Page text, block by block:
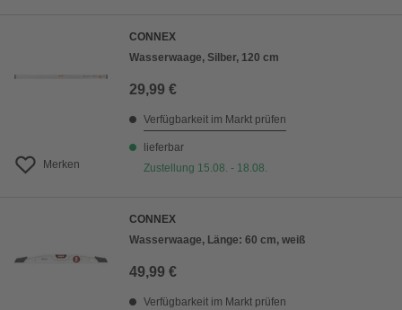
Merken
CONNEX
Wasserwaage, Silber, 120 cm
29,99 €
Verfügbarkeit im Markt prüfen
lieferbar
Zustellung 15.08. - 18.08.
CONNEX
Wasserwaage, Länge: 60 cm, weiß
49,99 €
Verfügbarkeit im Markt prüfen